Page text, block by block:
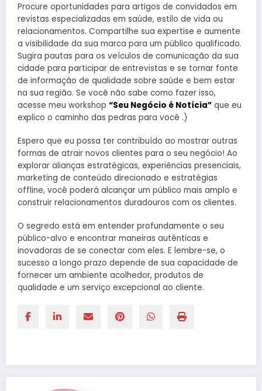
Procure oportunidades para artigos de convidados em
revistas especializadas em saúde, estilo de vida ou
relacionamentos. Compartilhe sua expertise e aumente
a visibilidade da sua marca para um público qualificado.
Sugira pautas para os veículos de comunicação da sua
cidade para participar de entrevistas e se tornar fonte
de informação de qualidade sobre saúde e bem estar
na sua região. Se você não sabe como fazer isso,
acesse meu workshop “Seu Negócio é Notícia” que eu
explico o caminho das pedras para você .)
Espero que eu possa ter contribuído ao mostrar outras
formas de atrair novos clientes para o seu negócio! Ao
explorar alianças estratégicas, experiências presenciais,
marketing de conteúdo direcionado e estratégias
offline, você poderá alcançar um público mais amplo e
construir relacionamentos duradouros com os clientes.
O segredo está em entender profundamente o seu
público-alvo e encontrar maneiras autênticas e
inovadoras de se conectar com eles. E lembre-se, o
sucesso a longo prazo depende de sua capacidade de
fornecer um ambiente acolhedor, produtos de
qualidade e um serviço excepcional ao cliente.